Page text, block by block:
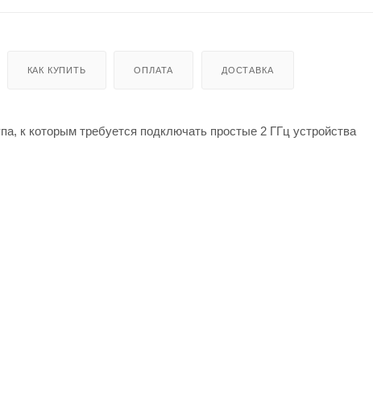
КАК КУПИТЬ ОПЛАТА ДОСТАВКА
к которым требуется подключать простые 2 ГГц устройства